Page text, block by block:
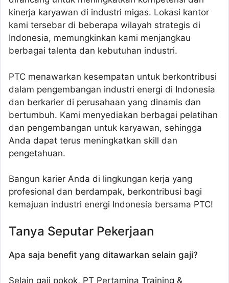
kinerja karyawan di industri migas. Lokasi kantor
kami tersebar di beberapa wilayah strategis di
Indonesia, memungkinkan kami menjangkau
berbagai talenta dan kebutuhan industri.
PTC menawarkan kesempatan untuk berkontribusi
dalam pengembangan industri energi di Indonesia
dan berkarier di perusahaan yang dinamis dan
bertumbuh. Kami menyediakan berbagai pelatihan
dan pengembangan untuk karyawan, sehingga
Anda dapat terus meningkatkan skill dan
pengetahuan.
Bangun karier Anda di lingkungan kerja yang
profesional dan berdampak, berkontribusi bagi
kemajuan industri energi Indonesia bersama PTC!
Tanya Seputar Pekerjaan
Apa saja benefit yang ditawarkan selain gaji?
Selain gaji pokok, PT Pertamina Training &